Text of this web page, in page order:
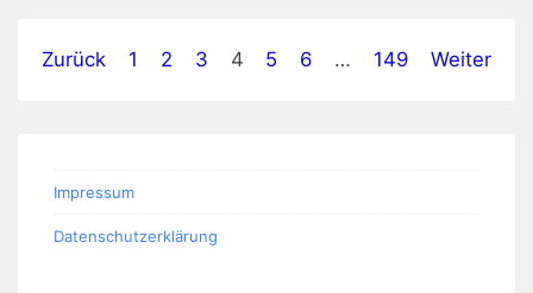
Seitennummerierung
Zurück 1 2 3 4 5 6 … 149 Weiter
Impressum
Datenschutzerklärung